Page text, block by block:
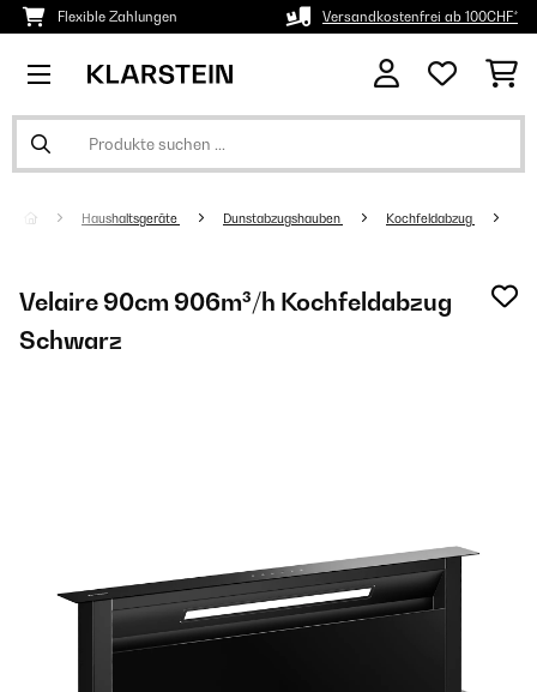
Flexible Zahlungen Versandkostenfrei ab 100CHF*
Haushaltsgeräte Dunstabzugshauben Kochfeldabzug
Velaire 90cm 906m³/h Kochfeldabzug
Schwarz